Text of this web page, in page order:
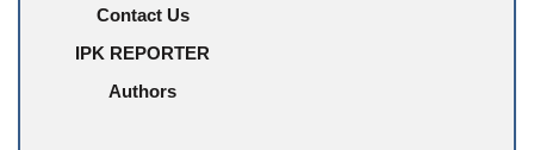
Contact Us
IPK REPORTER
Authors